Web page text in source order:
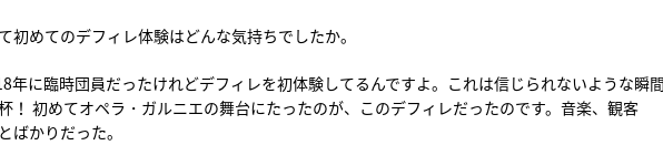
初めてのデフィレ体験はどんな気持ちでしたか。
年に臨時団員だったけれどデフィレを初体験してるんですよ。これは信じられないような瞬
！ 初めてオペラ・ガルニエの舞台にたったのが、このデフィレだったのです。音楽、観客
ばかりだった。